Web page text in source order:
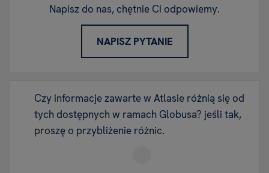
Napisz do nas, chętnie Ci odpowiemy.
NAPISZ PYTANIE
Czy informacje zawarte w Atlasie różnią się od
tych dostępnych w ramach Globusa? jeśli tak,
proszę o przybliżenie różnic.